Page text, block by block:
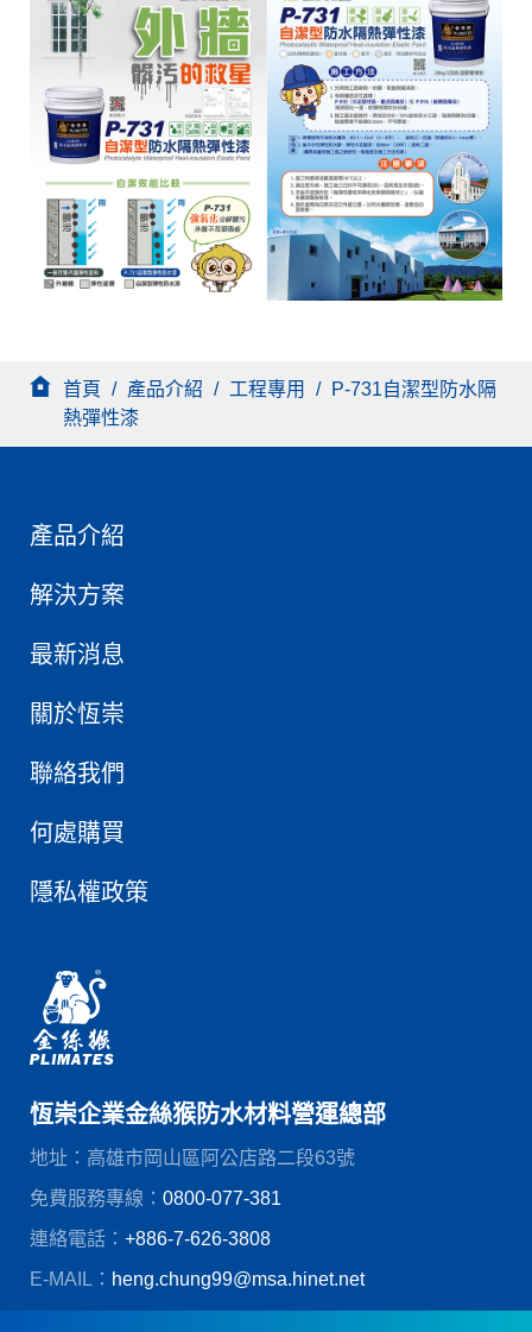
首頁 / 產品介紹 / 工程專用 /
P-731自潔型防水隔
熱彈性漆
產品介紹
解決方案
最新消息
關於恆崇
聯絡我們
何處購買
隱私權政策
恆崇企業金絲猴防水材料營運總部
地址：高雄市岡山區阿公店路二段63號
免費服務專線： 0800-077-381
連絡電話： +886-7-626-3808
E-MAIL： heng.chung99@msa.hinet.net